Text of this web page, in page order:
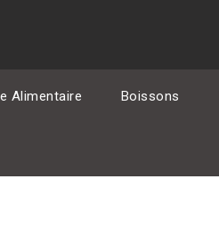
Alimentaire Boissons